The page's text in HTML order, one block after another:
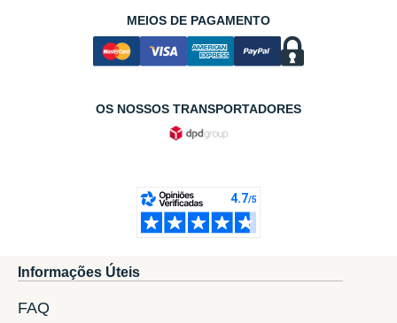
MEIOS DE PAGAMENTO
OS NOSSOS TRANSPORTADORES
Informações Úteis
FAQ